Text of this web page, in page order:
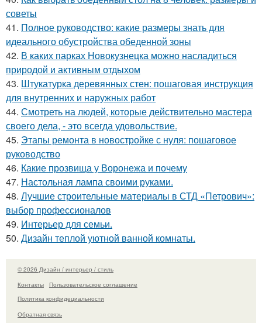
советы
41. Полное руководство: какие размеры знать для
идеального обустройства обеденной зоны
42. В каких парках Новокузнецка можно насладиться
природой и активным отдыхом
43. Штукатурка деревянных стен: пошаговая инструкция
для внутренних и наружных работ
44. Смотреть на людей, которые действительно мастера
своего дела, - это всегда удовольствие.
45. Этапы ремонта в новостройке с нуля: пошаговое
руководство
46. Какие прозвища у Воронежа и почему
47. Настольная лампа своими руками.
48. Лучшие строительные материалы в СТД «Петрович»:
выбор профессионалов
49. Интерьер для семьи.
50. Дизайн теплой уютной ванной комнаты.
© 2026 Дизайн / интерьер / стиль
Контакты
Пользовательское соглашение
Политика конфидециальности
Обратная связь